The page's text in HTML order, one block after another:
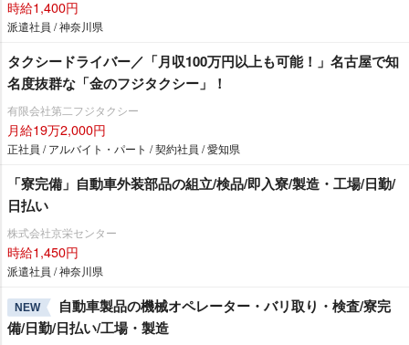
時給1,400円
派遣社員 / 神奈川県
タクシードライバー／「月収100万円以上も可能！」名古屋で知
名度抜群な「金のフジタクシー」！
有限会社第二フジタクシー
月給19万2,000円
正社員 / アルバイト・パート / 契約社員 / 愛知県
「寮完備」自動車外装部品の組立/検品/即入寮/製造・工場/日勤/
日払い
株式会社京栄センター
時給1,450円
派遣社員 / 神奈川県
NEW
自動車製品の機械オペレーター・バリ取り・検査/寮完
備/日勤/日払い/工場・製造